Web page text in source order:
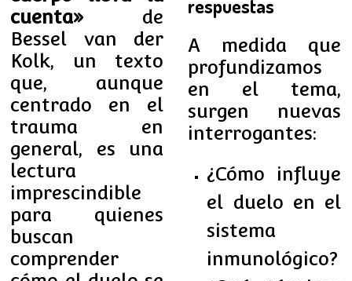
cuenta» de
Bessel van der
Kolk, un texto
que, aunque
centrado en el
trauma en
general, es una
lectura
imprescindible
para quienes
buscan
comprender
respuestas
A medida que
profundizamos
en el tema,
surgen nuevas
interrogantes:
¿Cómo influye
el duelo en el
sistema
inmunológico?